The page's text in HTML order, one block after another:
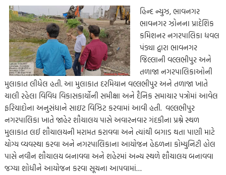
હિન્દ ન્યુઝ, ભાવનગર
ભાવનગર ઝોનના પ્રાદેશિક
કમિશનર નગરપાલિકા ધવલ
પંડ્યા દ્વારા ભાવનગર
જિલ્લાની વલ્લભીપુર અને
તળાજા નગરપાલિકાઓની
મુલાકાત લીધેલ હતી. આ મુલાકાત દરમિયાન વલ્લભીપુર અને તળાજા ખાતે
ચાલી રહેલા વિવિધ વિકાસકાર્યોની સમીક્ષા અને દૈનિક સમાચાર પત્રોમાં આવેલ
ફરિયાદોના અનુસંધાને સાઇટ વિઝિટ કરવામાં આવી હતી. વલ્લભીપુર
નગરપાલિકા ખાતે જાહેર શૌચાલય પાસે અવારનવાર ગંદકીના પ્રશ્ને સ્થળ
મુલાકાત લઈ શૌચાલયની મરામત કરાવવા અને ત્યાંથી બગાડ થતા પાણી માટે
યોગ્ય વ્યવસ્થા કરવા અને નગરપાલિકાના આયોજન હેઠળના કોમ્યુનિટી હોલ
પાસે નવીન શૌચાલય બનાવવા અને શહેરમાં અન્ય સ્થળે શૌચાલય બનાવવા
જગ્યા શોધીને આયોજન કરવા સૂચના આપવામાં…